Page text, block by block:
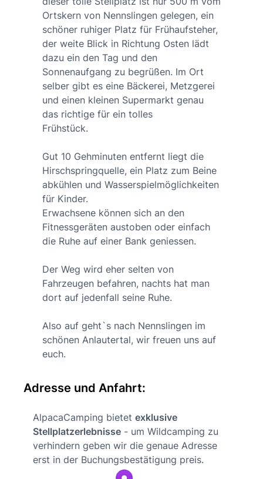
Ortskern von Nennslingen gelegen, ein
schöner ruhiger Platz für Frühaufsteher,
der weite Blick in Richtung Osten lädt
dazu ein den Tag und den
Sonnenaufgang zu begrüßen. Im Ort
selber gibt es eine Bäckerei, Metzgerei
und einen kleinen Supermarkt genau
das richtige für ein tolles
Frühstück.
Gut 10 Gehminuten entfernt liegt die
Hirschspringquelle, ein Platz zum Beine
abkühlen und Wasserspielmöglichkeiten
für Kinder.
Erwachsene können sich an den
Fitnessgeräten austoben oder einfach
die Ruhe auf einer Bank geniessen.
Der Weg wird eher selten von
Fahrzeugen befahren, nachts hat man
dort auf jedenfall seine Ruhe.
Also auf geht`s nach Nennslingen im
schönen Anlautertal, wir freuen uns auf
euch.
Adresse und Anfahrt:
AlpacaCamping bietet exklusive
Stellplatzerlebnisse - um Wildcamping zu
verhindern geben wir die genaue Adresse
erst in der Buchungsbestätigung preis.